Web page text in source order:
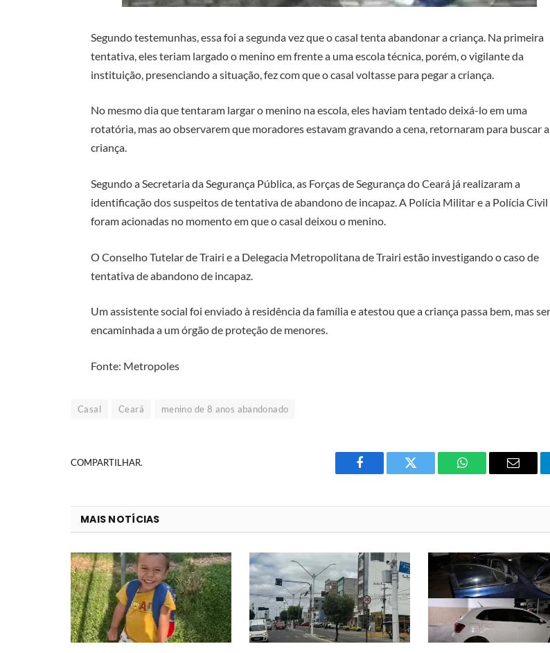
Segundo testemunhas, essa foi a segunda vez que o casal tenta abandonar a criança. Na primeira
tentativa, eles teriam largado o menino em frente a uma escola técnica, porém, o vigilante da
instituição, presenciando a situação, fez com que o casal voltasse para pegar a criança.
No mesmo dia que tentaram largar o menino na escola, eles haviam tentado deixá-lo em uma
rotatória, mas ao observarem que moradores estavam gravando a cena, retornaram para buscar a
criança.
Segundo a Secretaria da Segurança Pública, as Forças de Segurança do Ceará já realizaram a
identificação dos suspeitos de tentativa de abandono de incapaz. A Polícia Militar e a Polícia Civil
foram acionadas no momento em que o casal deixou o menino.
O Conselho Tutelar de Trairi e a Delegacia Metropolitana de Trairi estão investigando o caso de
tentativa de abandono de incapaz.
Um assistente social foi enviado à residência da família e atestou que a criança passa bem, mas
encaminhada a um órgão de proteção de menores.
Fonte: Metropoles
Casal Ceará menino de 8 anos abandonado
COMPARTILHAR.
Facebook Twitter
O
do
WhatsApp?
E-
MAIS NOTÍCIAS